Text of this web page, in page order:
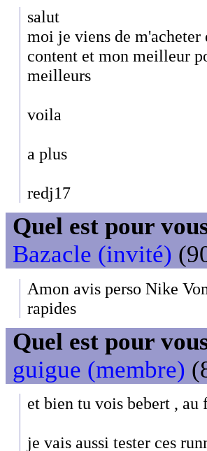
salut
moi je viens de m'acheter
content et mon meilleur
meilleurs
voila
a plus
redj17
Quel est pour
Bazacle (invité)
Amon avis perso Nike
rapides
Quel est pour
guigue (membre)
et bien tu vois bebert ,
je vais aussi tester ces